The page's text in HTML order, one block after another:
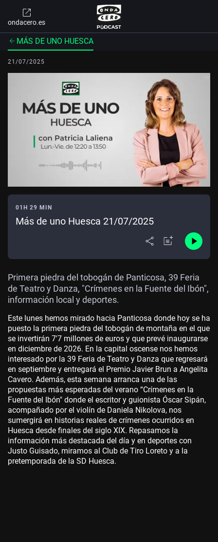
ondacero.es
MÁS DE UNO HUESCA
21/07/2025
01H 29 MIN
Más de uno Huesca 21/07/2025
Primera piedra del tobogán de Panticosa, 39 Feria
de Teatro y Danza, "Crímenes en la Fuente del Ibón",
información local y deportes.
Este lunes hemos mirado hacia Panticosa donde hoy se ha
puesto la primera piedra del tobogán de montaña en el que
se invertirán 7'7 millones de euros y que prevé inaugurarse
en diciembre de 2026. En la capital oscense nos hemos
interesado por la 39 Feria de Teatro y Danza que regresará
en septiembre y entregará el Premio Javier Brun a Angelita
Cavero. Además, esta semana arranca una de las
propuestas más esperadas del verano “Crímenes en la
Fuente del Ibón" donde el escritor y guionista Óscar Sipán,
acompañado por el violín de Daniela Nikolova, nos
sumergirá en historias reales de crímenes ocurridos en
Huesca desde finales del siglo XIX. Repasamos la
información más destacada del día y en deportes con
Justo Guisado, miramos al Club de Tiro Loreto y a la
pretemporada de la SD Huesca.